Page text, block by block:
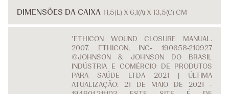
DIMENSÕES DA CAIXA 11,5(L) X 6,1(A) X 13,5(C) CM
¹ETHICON WOUND CLOSURE MANUAL.
2007. ETHICON, INC.- 190658-210927
©JOHNSON & JOHNSON DO BRASIL
INDÚSTRIA E COMÉRCIO DE PRODUTOS
PARA SAÚDE LTDA 2021 | ÚLTIMA
ATUALIZAÇÃO: 21 DE MAIO DE 2021 -